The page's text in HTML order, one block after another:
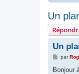
Un
Un
M
s
par
Bonjour